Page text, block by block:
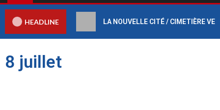
HEADLINE LA NOUVELLE CITÉ / CIMETIÈRE
8 juillet